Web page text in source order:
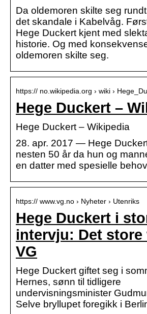
Da oldemoren skilte seg
det skandale i Kabelvåg.
Hege Duckert kjent med
historie. Og med
oldemoren skilte seg.
https:// no.wikipedia.org › wiki ›
Hege Duckert –
Hege Duckert – Wikipedia
28. apr. 2017 — Hege
nesten 50 år da hun og
en datter med spesielle
https:// www.vg.no › Nyheter › Utenriks
Hege Duckert i
intervju: Det store
VG
Hege Duckert giftet seg i
Hernes, sønn til tidligere
undervisningsminister
Selve bryllupet foregikk i